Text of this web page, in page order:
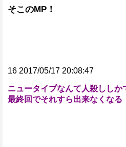
そこのMP！
16 2017/05/17 20:08:47
ニュータイプなんて人殺ししか
最終回でそれすら出来なくなる